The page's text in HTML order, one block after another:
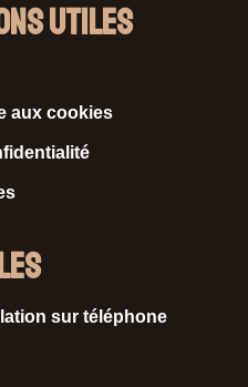
Utiles
aux cookies
sur téléphone